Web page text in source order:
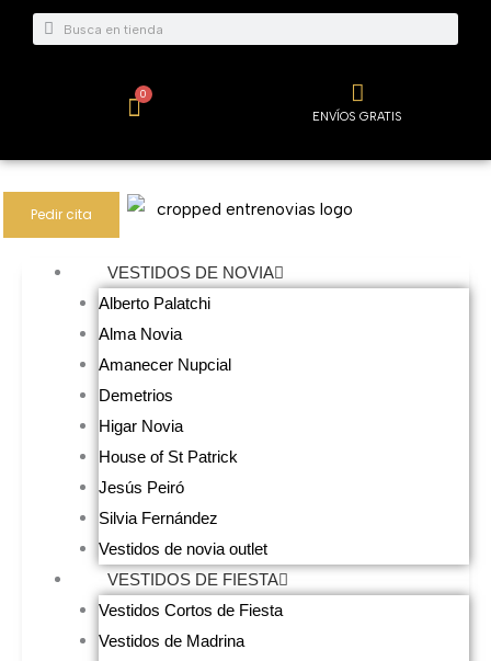
Buscar
Buscar
0
Carrito ENVÍOS GRATIS
VESTIDOS DE NOVIA
Alberto Palatchi
Alma Novia
Amanecer Nupcial
Demetrios
Higar Novia
House of St Patrick
Jesús Peiró
Silvia Fernández
Vestidos de novia outlet
VESTIDOS DE FIESTA
Vestidos Cortos de Fiesta
Vestidos de Madrina
Pedir cita